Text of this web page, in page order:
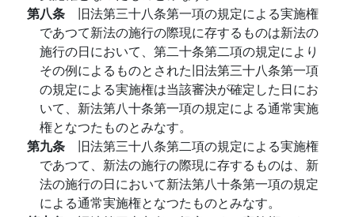
第八条 旧法第三十八条第一項の規定による実施権
であつて新法の施行の際現に存するものは新法の
施行の日において、第二十条第二項の規定により
その例によるものとされた旧法第三十八条第一項
の規定による実施権は当該審決が確定した日にお
いて、新法第八十条第一項の規定による通常実施
権となつたものとみなす。
第九条 旧法第三十八条第二項の規定による実施権
であつて、新法の施行の際現に存するものは、新
法の施行の日において新法第八十条第一項の規定
による通常実施権となつたものとみなす。